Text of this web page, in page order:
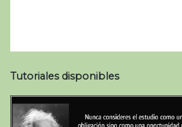
Tutoriales disponibles